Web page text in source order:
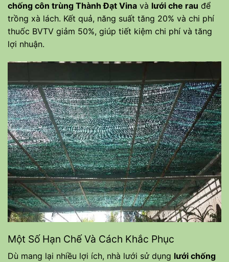
chống côn trùng Thành Đạt Vina và lưới che rau để
trồng xà lách. Kết quả, năng suất tăng 20% và chi phí
thuốc BVTV giảm 50%, giúp tiết kiệm chi phí và tăng
lợi nhuận.
Một Số Hạn Chế Và Cách Khắc Phục
Dù mang lại nhiều lợi ích, nhà lưới sử dụng lưới chống